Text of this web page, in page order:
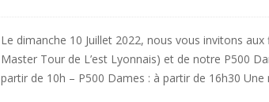
Le dimanche 10 Juillet 2022, nous vous invitons
Master Tour de L’est Lyonnais) et de notre P500
partir de 10h – P500 Dames : à partir de 16h30